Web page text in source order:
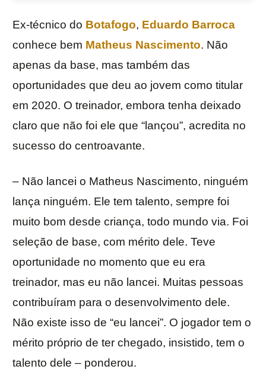
Ex-técnico do Botafogo, Eduardo Barroca
conhece bem Matheus Nascimento. Não
apenas da base, mas também das
oportunidades que deu ao jovem como titular
em 2020. O treinador, embora tenha deixado
claro que não foi ele que “lançou”, acredita no
sucesso do centroavante.
– Não lancei o Matheus Nascimento, ninguém
lança ninguém. Ele tem talento, sempre foi
muito bom desde criança, todo mundo via. Foi
seleção de base, com mérito dele. Teve
oportunidade no momento que eu era
treinador, mas eu não lancei. Muitas pessoas
contribuíram para o desenvolvimento dele.
Não existe isso de “eu lancei”. O jogador tem o
mérito próprio de ter chegado, insistido, tem o
talento dele – ponderou.